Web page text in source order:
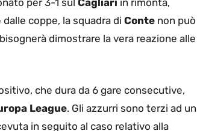
per 3-1 sul Cagliari in rimonta,
coppe, la squadra di Conte non può
dimostrare la vera reazione alle
che dura da 6 gare consecutive,
League. Gli azzurri sono terzi ad un
in seguito al caso relativo alla